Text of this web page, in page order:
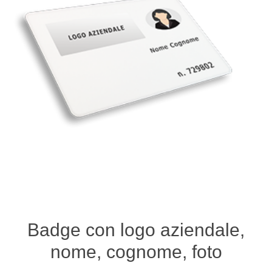
Badge con logo aziendale,
nome, cognome, foto